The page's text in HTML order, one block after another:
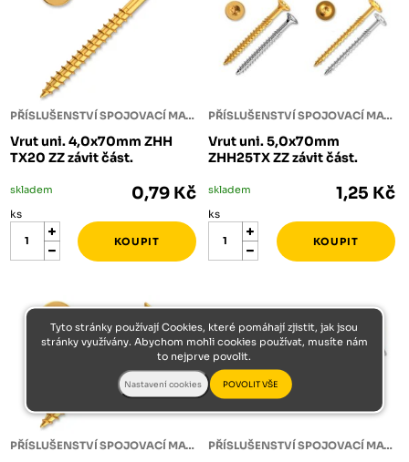
PŘÍSLUŠENSTVÍ SPOJOVACÍ MATERIÁL
Vrut uni. 4,0x70mm ZHH
TX20 ZZ závit část.
skladem 0,79 Kč
ks
PŘÍSLUŠENSTVÍ SPOJOVACÍ MATERIÁL
Vrut uni. 5,0x70mm
ZHH25TX ZZ závit část.
skladem 1,25 Kč
ks
PŘÍSLUŠENSTVÍ SPOJOVACÍ MATERIÁL PŘÍSLUŠENSTVÍ SPOJOVACÍ MATERIÁL
Tyto stránky používají Cookies, které pomáhají zjistit, jak jsou
stránky využívány. Abychom mohli cookies používat, musíte nám
to nejprve povolit.